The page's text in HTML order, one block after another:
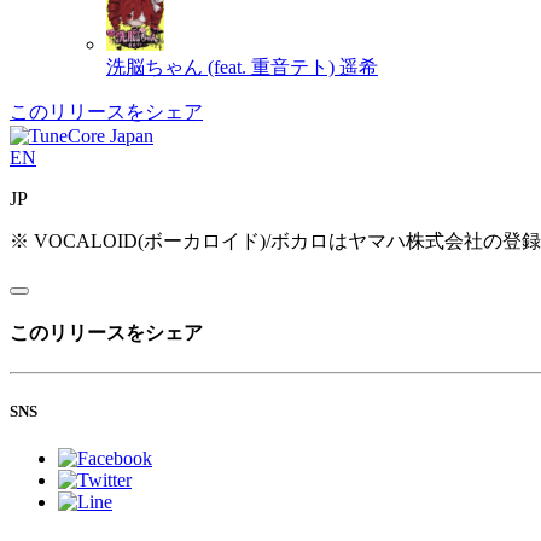
洗脳ちゃん (feat. 重音テト) 遥希
このリリースをシェア
EN
JP
※ VOCALOID(ボーカロイド)/ボカロはヤマハ株式会社の登録
このリリースをシェア
SNS